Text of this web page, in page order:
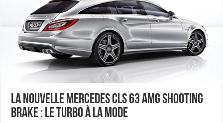
La nouvelle Mercedes CLS 63 AMG Shooting
Brake : le turbo à la mode